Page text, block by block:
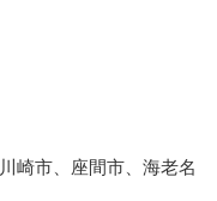
崎市、座間市、海老名